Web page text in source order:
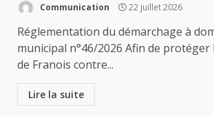
Communication 22 juillet 2026
Réglementation du démarchage à
municipal n°46/2026 Afin de
de Franois contre...
Lire la suite